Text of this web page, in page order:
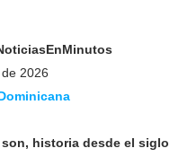
2026
historia desde el